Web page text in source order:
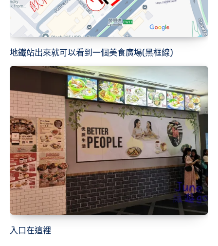
地鐵站出來就可以看到一個美食廣場(黑框線)
入口在這裡